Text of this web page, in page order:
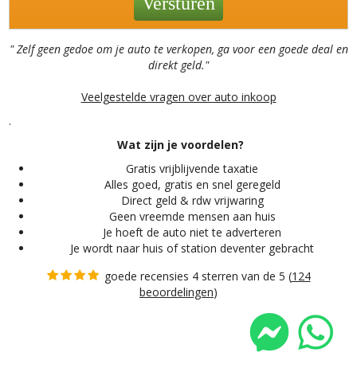
" Zelf geen gedoe om je auto te verkopen, ga voor een goede deal en
direkt geld."
Veelgestelde vragen over auto inkoop
.
Wat zijn je voordelen?
Gratis vrijblijvende taxatie
Alles goed, gratis en snel geregeld
Direct geld & rdw vrijwaring
Geen vreemde mensen aan huis
Je hoeft de auto niet te adverteren
Je wordt naar huis of station deventer gebracht
goede recensies 4 sterren van de 5 (124
beoordelingen)